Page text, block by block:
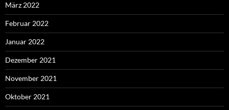
März 2022
Februar 2022
Januar 2022
Dezember 2021
November 2021
Oktober 2021